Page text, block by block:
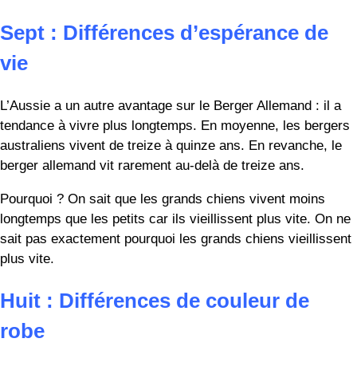
Ils existent aussi en noir, noir et crème, noir et argent,
blanc (une couleur controversée), foie (un brun foncé), foie
En revanche, les Aussies existent en beaucoup plus de
couleurs. Ces robes présentent souvent des mélanges de
deux couleurs ou plus. Les couleurs officielles comprennent
le noir, le rouge, le foie, le merle (un mélange de couleurs),
le bleu merle, le rouge merle, le noir et blanc, le rouge et
blanc, le noir et feu, le bleu merle et feu, et le tricolore (ou
chiens tricolores).
Neuf : Différences dans la longueur
du poil